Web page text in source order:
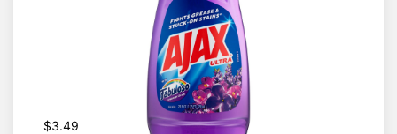
$3.49